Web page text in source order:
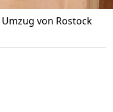
Umzug von Rostock